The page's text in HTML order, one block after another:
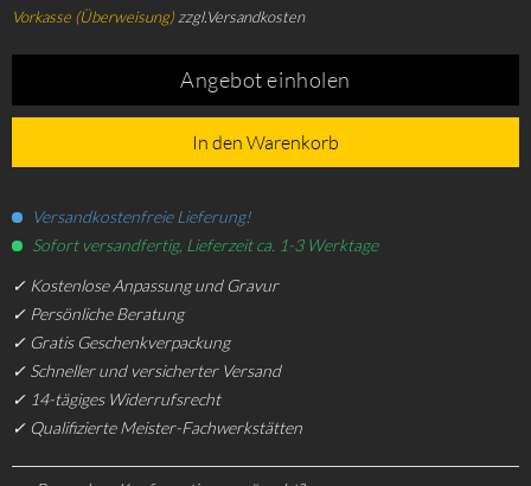
Vorkasse (Überweisung)zzgl.Versandkosten
Angebot einholen
In den Warenkorb
Versandkostenfreie Lieferung!
Sofort versandfertig, Lieferzeit ca. 1-3 Werktage
✓ Kostenlose Anpassung und Gravur
✓ Persönliche Beratung
✓ Gratis Geschenkverpackung
✓ Schneller und versicherter Versand
✓ 14-tägiges Widerrufsrecht
✓ Qualifizierte Meister-Fachwerkstätten